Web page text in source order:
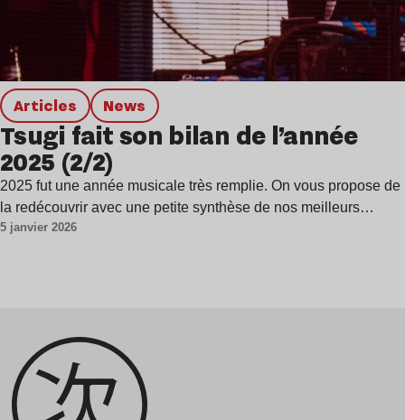
Articles news
Tsugi fait son bilan de l’année
2025 (2/2)
2025 fut une année musicale très remplie. On vous propose de
la redécouvrir avec une petite synthèse de nos meilleurs…
5 janvier 2026